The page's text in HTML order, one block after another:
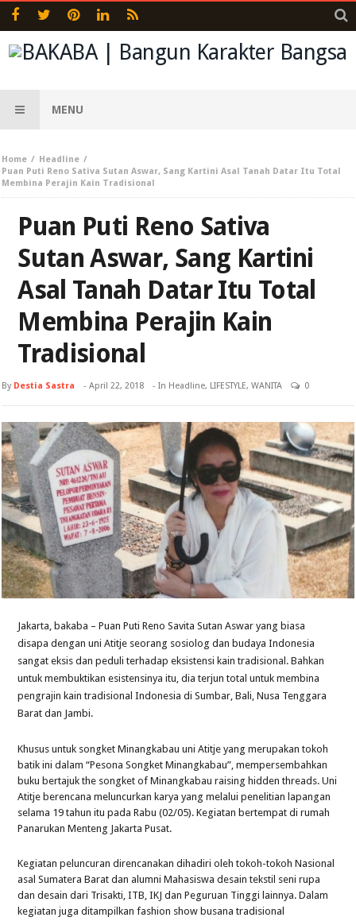
MENU
Home
Headline
Puan Puti Reno Sativa Sutan Aswar, Sang Kartini Asal Tanah Datar Itu Total
Membina Perajin Kain Tradisional
Puan Puti Reno Sativa
Sutan Aswar, Sang Kartini
Asal Tanah Datar Itu Total
Membina Perajin Kain
Tradisional
By Destia Sastra -April 22, 2018 - In Headline, LIFESTYLE,WANITA 0
Jakarta, bakaba – Puan Puti Reno Savita Sutan Aswar yang biasa
disapa dengan uni Atitje seorang sosiolog dan budaya Indonesia
sangat eksis dan peduli terhadap eksistensi kain tradisional. Bahkan
untuk membuktikan esistensinya itu, dia terjun total untuk membina
pengrajin kain tradisional Indonesia di Sumbar, Bali, Nusa Tenggara
Barat dan Jambi.
Khusus untuk songket Minangkabau uni Atitje yang merupakan tokoh
batik ini dalam “Pesona Songket Minangkabau”, mempersembahkan
buku bertajuk the songket of Minangkabau raising hidden threads. Uni
Atitje berencana meluncurkan karya yang melalui penelitian lapangan
selama 19 tahun itu pada Rabu (02/05). Kegiatan bertempat di rumah
Panarukan Menteng Jakarta Pusat.
Kegiatan peluncuran direncanakan dihadiri oleh tokoh-tokoh Nasional
asal Sumatera Barat dan alumni Mahasiswa desain tekstil seni rupa
dan desain dari Trisakti, ITB, IKJ dan Peguruan Tinggi lainnya. Dalam
kegiatan juga ditampilkan fashion show busana tradisional